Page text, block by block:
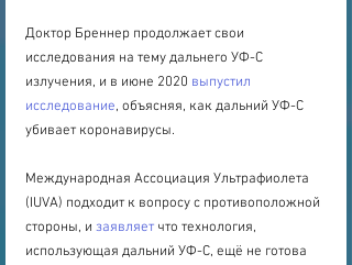
Доктор Бреннер продолжает свои
исследования на тему дальнего УФ-С
излучения, и в июне 2020 выпустил
исследование, объясняя, как дальний УФ-С
убивает коронавирусы.
Международная Ассоциация Ультрафиолета
(IUVA) подходит к вопросу с противоположной
стороны, и заявляет что технология,
использующая дальний УФ-С, ещё не готова